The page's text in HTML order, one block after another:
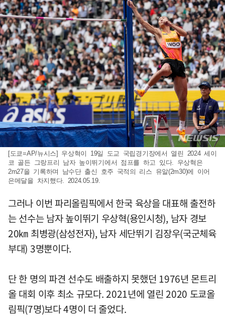
[도쿄=AP/뉴시스] 우상혁이 19일 도교 국립경기장에서 열린 2024 세이
코 골든 그랑프리 남자 높이뛰기에서 점프를 하고 있다. 우상혁은
2m27을 기록하며 남수단 출신 호주 국적의 리스 유알(2m30)에 이어
은메달을 차지했다. 2024.05.19.
그러나 이번 파리올림픽에서 한국 육상을 대표해 출전하
는 선수는 남자 높이뛰기 우상혁(용인시청), 남자 경보
20㎞ 최병광(삼성전자), 남자 세단뛰기 김장우(국군체육
부대) 3명뿐이다.
단 한 명의 파견 선수도 배출하지 못했던 1976년 몬트리
올 대회 이후 최소 규모다. 2021년에 열린 2020 도쿄올
림픽(7명)보다 4명이 더 줄었다.